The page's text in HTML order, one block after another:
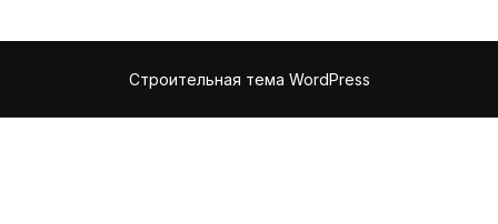
Строительная тема WordPress